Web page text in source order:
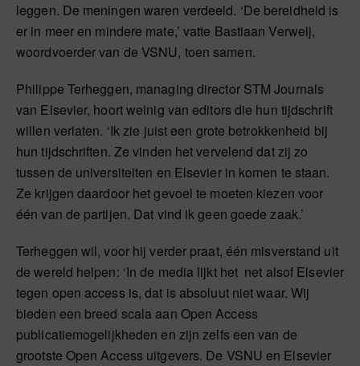
leggen. De meningen waren verdeeld. ‘De bereidheid is
er in meer en mindere mate,’ vatte Bastiaan Verweij,
woordvoerder van de VSNU, toen samen.
Philippe Terheggen, managing director STM Journals
van Elsevier, hoort weinig van editors die hun tijdschrift
willen verlaten. ‘Ik zie juist een grote betrokkenheid bij
hun tijdschriften. Ze vinden het vervelend dat zij zo
tussen de universiteiten en Elsevier in komen te staan.
Ze krijgen daardoor het gevoel te moeten kiezen voor
één van de partijen. Dat vind ik geen goede zaak.’
Terheggen wil, voor hij verder praat, één misverstand uit
de wereld helpen: ‘In de media lijkt het net alsof Elsevier
tegen open access is, dat is absoluut niet waar. Wij
bieden een breed scala aan Open Access
publicatiemogelijkheden en zijn zelfs een van de
grootste Open Access uitgevers. De VSNU en Elsevier